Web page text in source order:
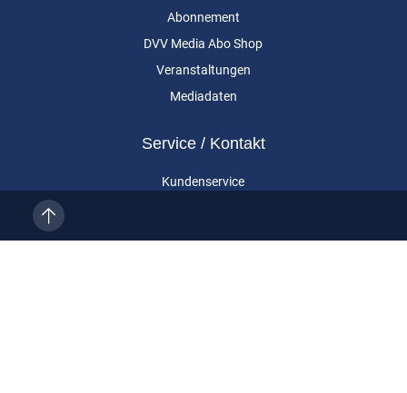
Abonnement
DVV Media Abo Shop
Veranstaltungen
Mediadaten
Service / Kontakt
Kundenservice